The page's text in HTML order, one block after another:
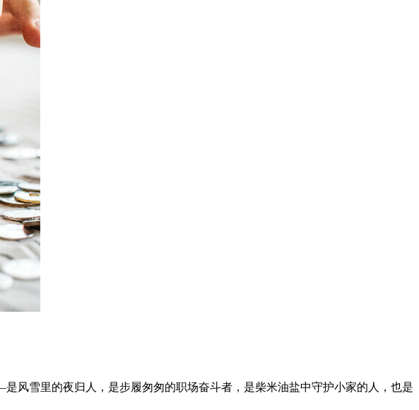
风雪里的夜归人，是步履匆匆的职场奋斗者，是柴米油盐中守护小家的人，也是